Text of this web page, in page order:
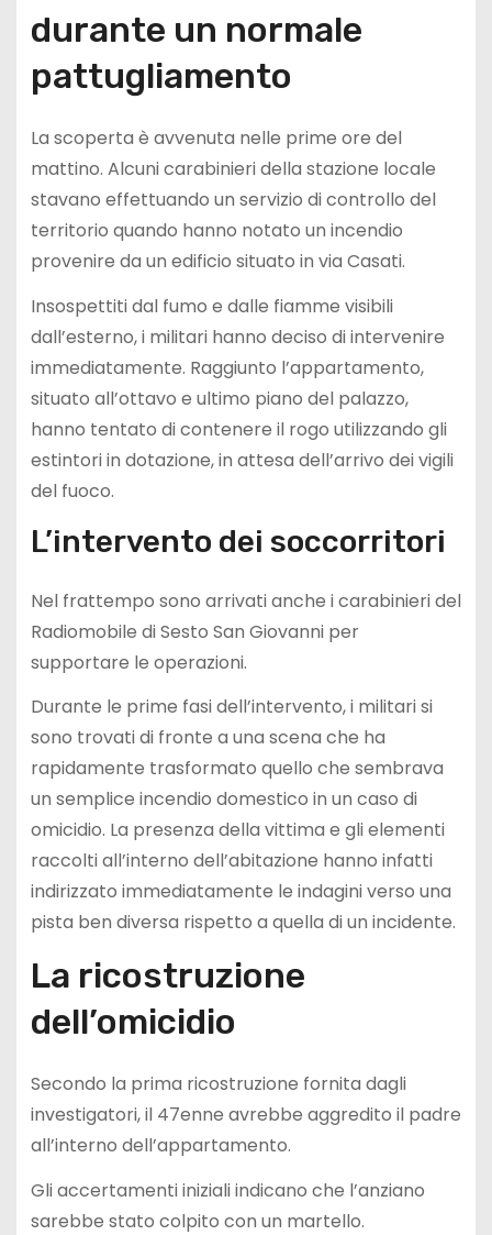
durante un normale
pattugliamento
La scoperta è avvenuta nelle prime ore del
mattino. Alcuni carabinieri della stazione locale
stavano effettuando un servizio di controllo del
territorio quando hanno notato un incendio
provenire da un edificio situato in via Casati.
Insospettiti dal fumo e dalle fiamme visibili
dall’esterno, i militari hanno deciso di intervenire
immediatamente. Raggiunto l’appartamento,
situato all’ottavo e ultimo piano del palazzo,
hanno tentato di contenere il rogo utilizzando gli
estintori in dotazione, in attesa dell’arrivo dei vigili
del fuoco.
L’intervento dei soccorritori
Nel frattempo sono arrivati anche i carabinieri del
Radiomobile di Sesto San Giovanni per
supportare le operazioni.
Durante le prime fasi dell’intervento, i militari si
sono trovati di fronte a una scena che ha
rapidamente trasformato quello che sembrava
un semplice incendio domestico in un caso di
omicidio. La presenza della vittima e gli elementi
raccolti all’interno dell’abitazione hanno infatti
indirizzato immediatamente le indagini verso una
pista ben diversa rispetto a quella di un incidente.
La ricostruzione
dell’omicidio
Secondo la prima ricostruzione fornita dagli
investigatori, il 47enne avrebbe aggredito il padre
all’interno dell’appartamento.
Gli accertamenti iniziali indicano che l’anziano
sarebbe stato colpito con un martello.